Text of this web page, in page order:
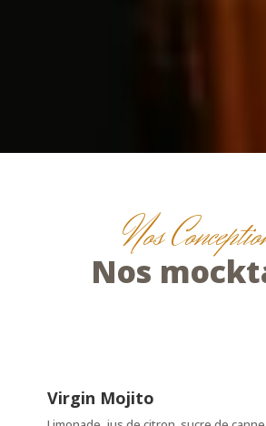
Nos
Nos
Virgin Mojito